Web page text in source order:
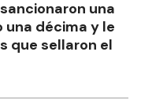
una
décima y le
que sellaron el